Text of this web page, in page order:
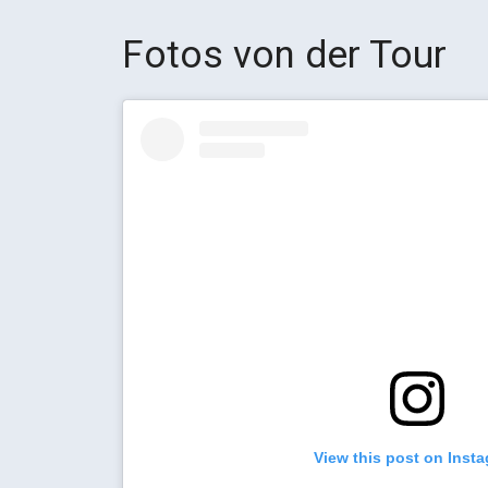
Fotos von der Tour
View this post on